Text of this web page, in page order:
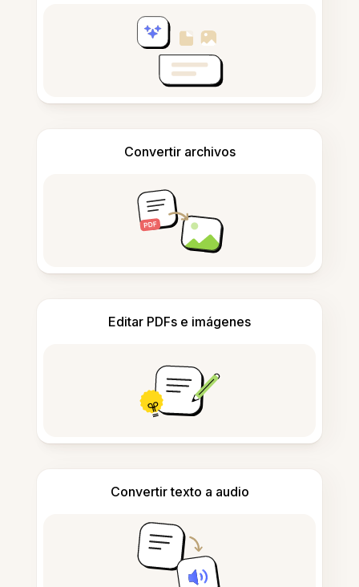
Convertir archivos
Editar PDFs e imágenes
Convertir texto a audio